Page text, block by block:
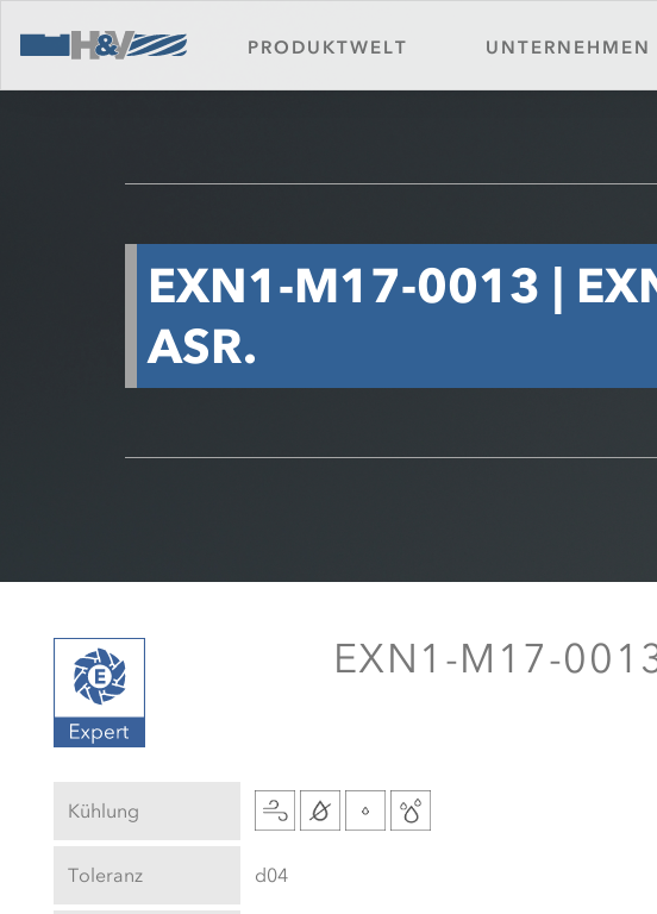
PRODUKTWELT UNTERNEHMEN
EXN1-M17-0013 |
ASR.
EXN1-M17-
Kühlung
Toleranz d04